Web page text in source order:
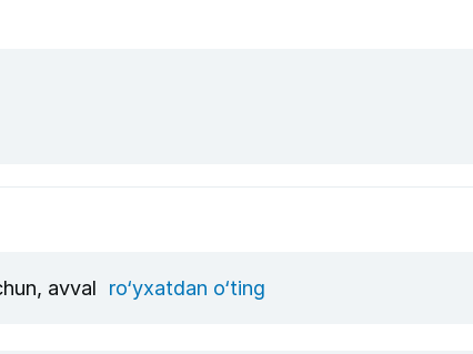
avval ro‘yxatdan o‘ting